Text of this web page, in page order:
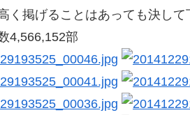
く掲げることはあっても決し
4,566,152部